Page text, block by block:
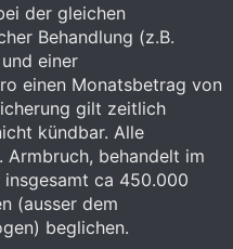
der gleichen
Behandlung (z.B.
einer
einen Monatsbetrag von
gilt zeitlich
kündbar. Alle
Armbruch, behandelt im
ca 450.000
(ausser dem
beglichen.